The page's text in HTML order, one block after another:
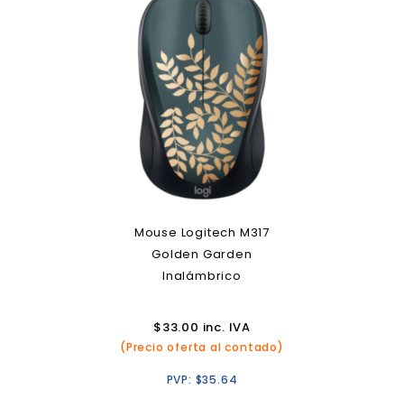
Mouse Logitech M317
Golden Garden
Inalámbrico
$33.00 inc. IVA
(Precio oferta al contado)
PVP: $35.64